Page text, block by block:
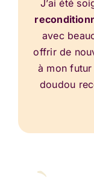
J’ai été
avec
offrir de
à mon
doudou